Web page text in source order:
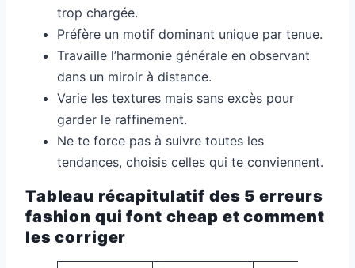
trop chargée.
Préfère un motif dominant unique par tenue.
Travaille l’harmonie générale en observant
dans un miroir à distance.
Varie les textures mais sans excès pour
garder le raffinement.
Ne te force pas à suivre toutes les
tendances, choisis celles qui te conviennent.
Tableau récapitulatif des 5 erreurs
fashion qui font cheap et comment
les corriger